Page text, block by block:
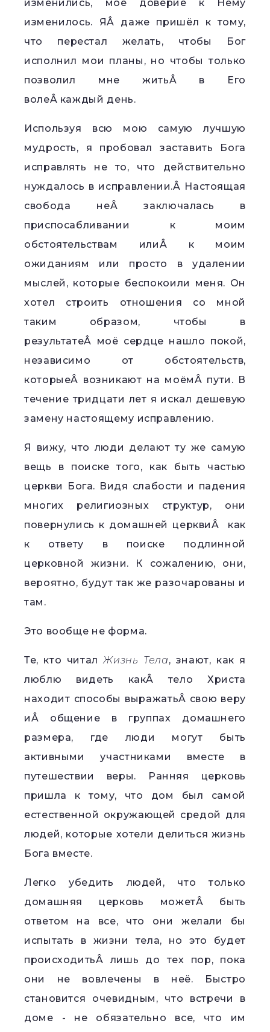
изменились, мое доверие к Нему
изменилось. ЯÂ даже пришёл к тому,
что перестал желать, чтобы Бог
исполнил мои планы, но чтобы только
позволил мне житьÂ в Его
волеÂ каждый день.
Используя всю мою самую лучшую
мудрость, я пробовал заставить Бога
исправлять не то, что действительно
нуждалось в исправлении.Â Настоящая
свобода неÂ заключалась в
приспосабливании к моим
обстоятельствам илиÂ к моим
ожиданиям или просто в удалении
мыслей, которые беспокоили меня. Он
хотел строить отношения со мной
таким образом, чтобы в
результатеÂ моё сердце нашло покой,
независимо от обстоятельств,
которыеÂ возникают на моёмÂ пути. В
течение тридцати лет я искал дешевую
замену настоящему исправлению.
Я вижу, что люди делают ту же самую
вещь в поиске того, как быть частью
церкви Бога. Видя слабости и падения
многих религиозных структур, они
повернулись к домашней церквиÂ как
к ответу в поиске подлинной
церковной жизни. К сожалению, они,
вероятно, будут так же разочарованы и
там.
Это вообще не форма.
Те, кто читалЖизнь Тела, знают, как я
люблю видеть какÂ тело Христа
находит способы выражатьÂ свою веру
иÂ общение в группах домашнего
размера, где люди могут быть
активными участниками вместе в
путешествии веры. Ранняя церковь
пришла к тому, что дом был самой
естественной окружающей средой для
людей, которые хотели делиться жизнь
Бога вместе.
Легко убедить людей, что только
домашняя церковь можетÂ быть
ответом на все, что они желали бы
испытать в жизни тела, но это будет
происходитьÂ лишь до тех пор, пока
они не вовлечены в неё. Быстро
становится очевидным, что встречи в
доме - не обязательно все, что им